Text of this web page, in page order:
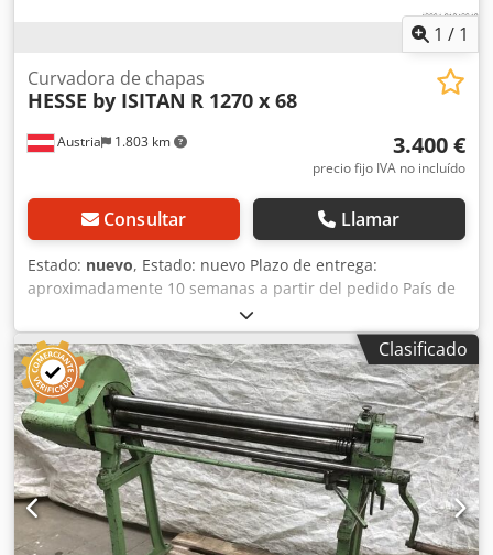
1 / 1
Austria 1.803 km
Curvadora de chapas
HESSE by ISITAN R 1270 x 68
3.400 €
precio fijo IVA no incluído
Consultar Llamar
Estado: nuevo, Estado: nuevo Plazo de entrega:
aproximadamente 10 semanas a partir del pedido País de
origen: Turquía Precio: 3400 € Longitud de plegado: 1270
mm Capacidad máxima de plegado - acero de
construcción: 1,2 mm Diámetro del rodillo superior: 68 mm
Potencia del motor: 1,5 kW Longitud: 1610 mm Ancho: 700
mm Altura: 1160 mm Peso: 385 kg 3 rodillos Disposición
asimétrica de los rodillos - con pre-plegado Ranuras para
el alimentador de hilo en los rodillos inferior y trasero
Ajuste del rodillo inferior mediante una palanca central -
con preengranaje de rueda Estructura base
Crodpfoynndrox Ab Rof Manual de instrucciones en
ALEMÁN o INGLÉS
Clasificado